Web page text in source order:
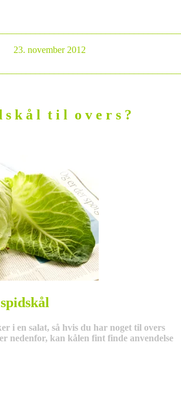
23. november 2012
s k å l t i l o v e r s ?
i en salat, så hvis du har noget til overs
nedenfor, kan kålen fint finde anvendelse